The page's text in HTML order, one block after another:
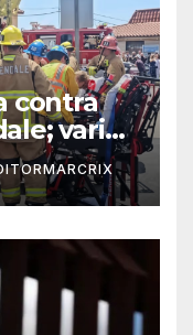
contra
varios
al